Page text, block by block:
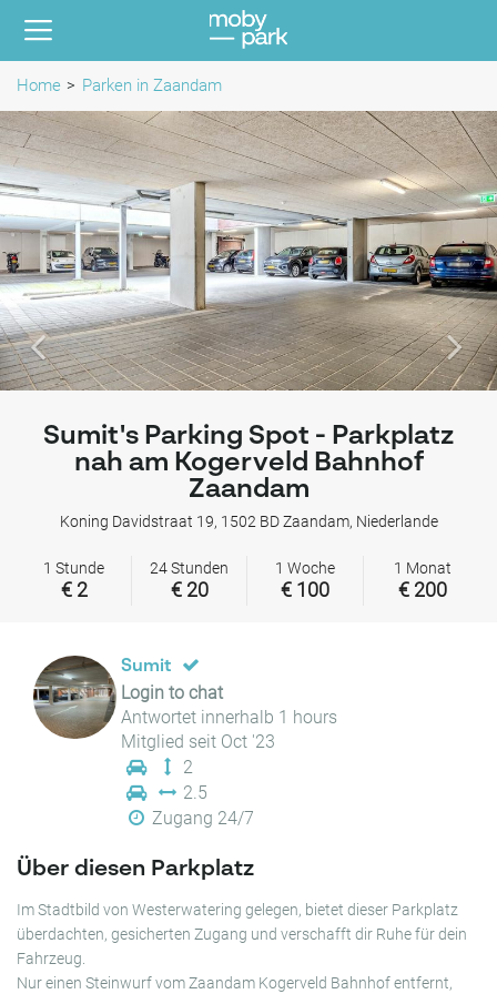
Home Parken in Zaandam
Sumit's Parking Spot - Parkplatz
nah am Kogerveld Bahnhof
Zaandam
Koning Davidstraat 19, 1502 BD Zaandam, Niederlande
1 Stunde
€ 2
24 Stunden
€ 20
1 Woche
€ 100
1 Monat
€ 200
Sumit
Login to chat
Antwortet innerhalb 1 hours
Mitglied seit Oct '23
2
2.5
Zugang 24/7
Über diesen Parkplatz
Im Stadtbild von Westerwatering gelegen, bietet dieser Parkplatz
überdachten, gesicherten Zugang und verschafft dir Ruhe für dein
Fahrzeug.
Nur einen Steinwurf vom Zaandam Kogerveld Bahnhof entfernt,